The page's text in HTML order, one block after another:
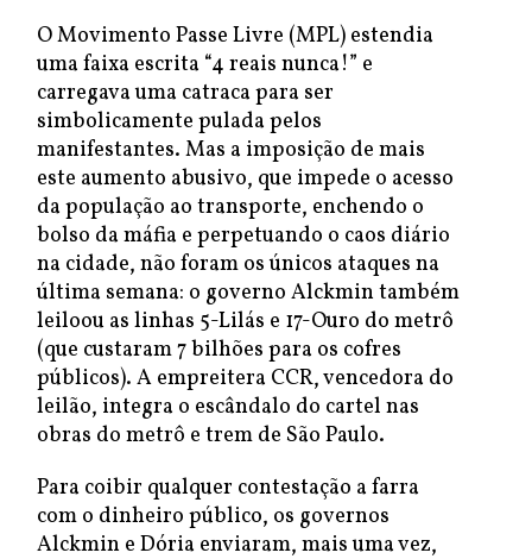
O Movimento Passe Livre (MPL) estendia
uma faixa escrita “4 reais nunca!” e
carregava uma catraca para ser
simbolicamente pulada pelos
manifestantes. Mas a imposição de mais
este aumento abusivo, que impede o acesso
da população ao transporte, enchendo o
bolso da máfia e perpetuando o caos diário
na cidade, não foram os únicos ataques na
última semana: o governo Alckmin também
leiloou as linhas 5-Lilás e 17-Ouro do metrô
(que custaram 7 bilhões para os cofres
públicos). A empreitera CCR, vencedora do
leilão, integra o escândalo do cartel nas
obras do metrô e trem de São Paulo.
Para coibir qualquer contestação a farra
com o dinheiro público, os governos
Alckmin e Dória enviaram, mais uma vez,